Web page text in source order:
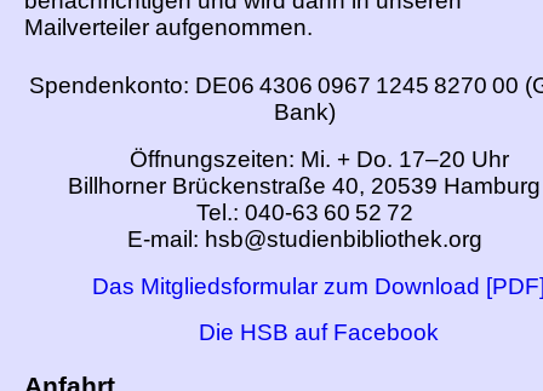
Mailverteiler aufgenommen.
Spendenkonto: DE06 4306 0967 1245 8270 00
Bank)
Öffnungszeiten: Mi. + Do. 17–20 Uhr
Billhorner Brückenstraße 40, 20539 Hamburg
Tel.: 040-63 60 52 72
E-mail: hsb@studienbibliothek.org
Das Mitgliedsformular zum Download
Die HSB auf Facebook
Anfahrt